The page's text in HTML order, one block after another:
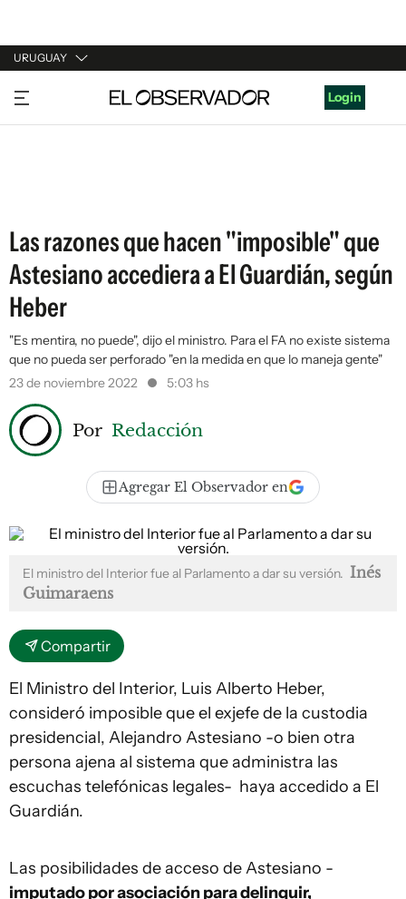
URUGUAY
URUGUAY
ARGENTINA
Login
Las razones que hacen "imposible" que
Astesiano accediera a El Guardián, según
Heber
"Es mentira, no puede", dijo el ministro. Para el FA no existe sistema
que no pueda ser perforado "en la medida en que lo maneja gente"
23 de noviembre 2022
5:03 hs
Por Redacción
Agregar El Observador en
El ministro del Interior fue al Parlamento a dar su versión. Inés
Guimaraens
Compartir
El Ministro del Interior, Luis Alberto Heber,
consideró imposible que el exjefe de la custodia
presidencial, Alejandro Astesiano -o bien otra
persona ajena al sistema que administra las
escuchas telefónicas legales- haya accedido a El
Guardián.
Las posibilidades de acceso de Astesiano -
imputado por asociación para delinquir,